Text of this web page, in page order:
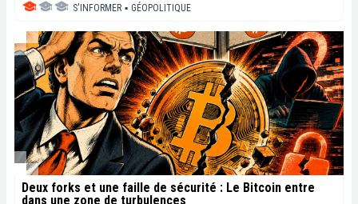
S'INFORMER ▪ GÉOPOLITIQUE
Deux forks et une faille de sécurité : Le Bitcoin entre
dans une zone de turbulences